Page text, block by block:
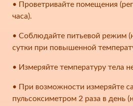
• Проветривайте помещения
часа).
• Соблюдайте питьевой режим
сутки при повышенной
• Измеряйте температуру тела
• При возможности измеряйте
пульсоксиметром 2 раза в день